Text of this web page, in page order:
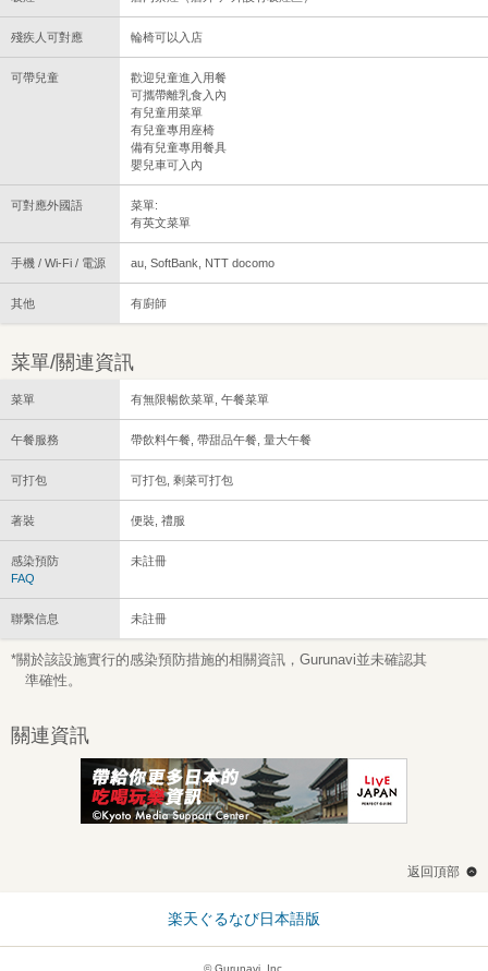
殘疾人可對應 輪椅可以入店
可帶兒童
歡迎兒童進入用餐
可攜帶離乳食入內
有兒童用菜單
有兒童專用座椅
備有兒童專用餐具
嬰兒車可入內
可對應外國語
菜單:
有英文菜單
手機 / Wi-Fi / 電源 au, SoftBank, NTT docomo
其他 有廚師
菜單/關連資訊
菜單 有無限暢飲菜單, 午餐菜單
午餐服務 帶飲料午餐, 帶甜品午餐, 量大午餐
可打包 可打包, 剩菜可打包
著裝 便裝, 禮服
感染預防
FAQ
未註冊
聯繫信息 未註冊
*關於該設施實行的感染預防措施的相關資訊，Gurunavi並未確認其
準確性。
關連資訊
返回頂部
楽天ぐるなび日本語版
© Gurunavi, Inc.